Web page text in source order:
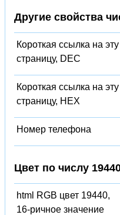
Другие свойства
Короткая ссылка на эту
страницу, DEC
Короткая ссылка на эту
страницу, HEX
Номер телефона
Цвет по числу
html RGB цвет 19440,
16-ричное значение